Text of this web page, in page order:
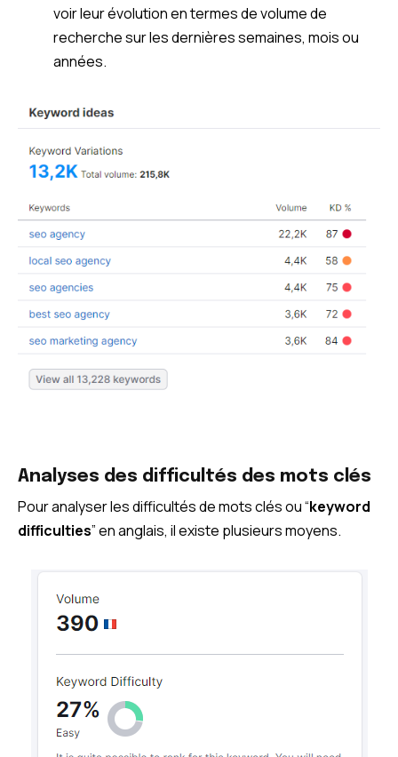
voir leur évolution en termes de volume de
recherche sur les dernières semaines, mois ou
années.
Analyses des difficultés des mots clés
Pour analyser les difficultés de mots clés ou “keyword
difficulties” en anglais, il existe plusieurs moyens.